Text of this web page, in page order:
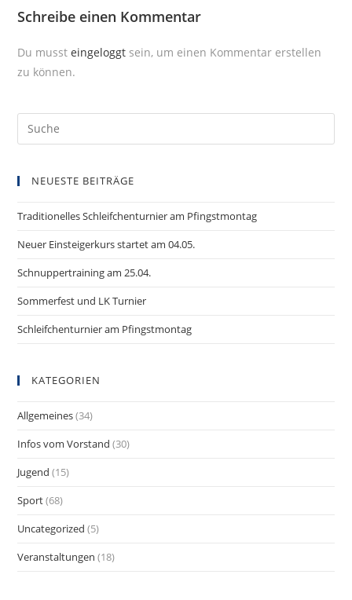
Schreibe einen Kommentar
Du mussteingeloggt sein, um einen Kommentar erstellen
zu können.
NEUESTE BEITRÄGE
Traditionelles Schleifchenturnier am Pfingstmontag
Neuer Einsteigerkurs startet am 04.05.
Schnuppertraining am 25.04.
Sommerfest und LK Turnier
Schleifchenturnier am Pfingstmontag
KATEGORIEN
Allgemeines(34)
Infos vom Vorstand (30)
Jugend (15)
Sport(68)
Uncategorized (5)
Veranstaltungen (18)